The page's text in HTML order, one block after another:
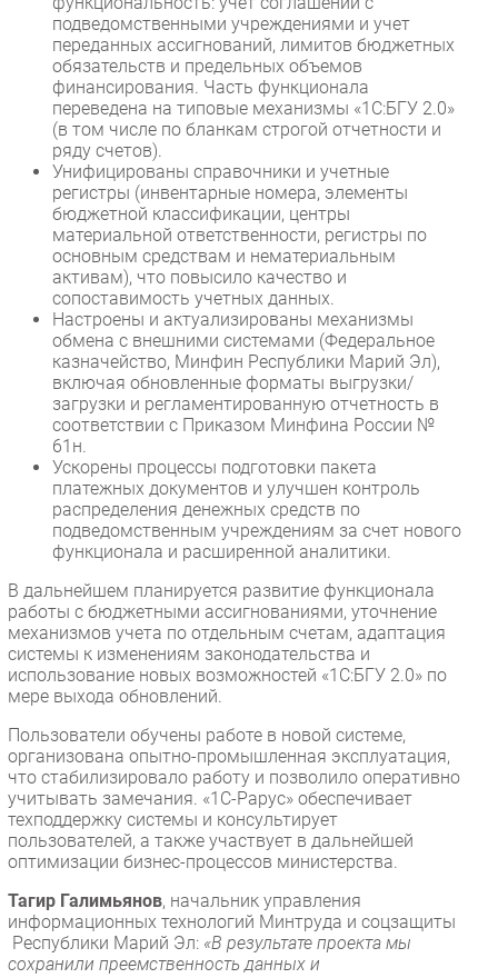
подведомственными учреждениями и учет
переданных ассигнований, лимитов бюджетных
обязательств и предельных объемов
финансирования. Часть функционала
переведена на типовые механизмы «1С:БГУ 2.0»
(в том числе по бланкам строгой отчетности и
ряду счетов).
Унифицированы справочники и учетные
регистры (инвентарные номера, элементы
бюджетной классификации, центры
материальной ответственности, регистры по
основным средствам и нематериальным
активам), что повысило качество и
сопоставимость учетных данных.
​Настроены и актуализированы механизмы
обмена с внешними системами (Федеральное
казначейство, Минфин Республики Марий Эл),
включая обновленные форматы выгрузки/
загрузки и регламентированную отчетность в
соответствии с Приказом Минфина России №
61н.
​Ускорены процессы подготовки пакета
платежных документов и улучшен контроль
распределения денежных средств по
подведомственным учреждениям за счет нового
функционала и расширенной аналитики.
В дальнейшем планируется развитие функционала
работы с бюджетными ассигнованиями, уточнение
механизмов учета по отдельным счетам, адаптация
системы к изменениям законодательства и
использование новых возможностей «1С:БГУ 2.0» по
мере выхода обновлений.
​Пользователи обучены работе в новой системе,
организована опытно-промышленная эксплуатация,
что стабилизировало работу и позволило оперативно
учитывать замечания. «1С-Рарус» обеспечивает
техподдержку системы и консультирует
пользователей, а также участвует в дальнейшей
оптимизации бизнес-процессов министерства.
Тагир Галимьянов, начальник управления
информационных технологий Минтруда и соцзащиты
Республики Марий Эл: «В результате проекта мы
сохранили преемственность данных и